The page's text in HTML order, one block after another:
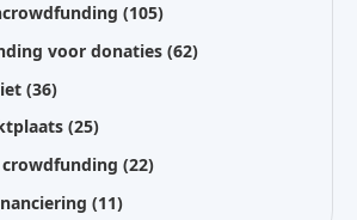
(105)
voor donaties (62)
(36)
(25)
(22)
(11)